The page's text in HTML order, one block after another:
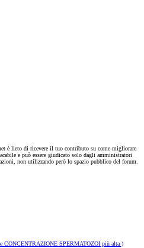
è lieto di ricevere il tuo contributo su come migliorare
e può essere giudicato solo dagli amministratori
non utilizzando però lo spazio pubblico del forum.
CONCENTRAZIONE SPERMATOZOI più alta )